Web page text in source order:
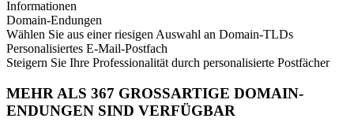
Informationen
Domain-Endungen
Wählen Sie aus einer riesigen Auswahl an Domain-TLDs
Personalisiertes E-Mail-Postfach
Steigern Sie Ihre Professionalität durch personalisierte Postfächer
MEHR ALS 367 GROSSARTIGE DOMAIN-
ENDUNGEN SIND VERFÜGBAR